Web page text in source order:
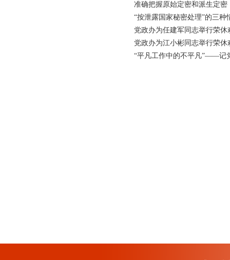
准确把握原始定密和派生定密
“按泄露国家秘密处理”的三种
党政办为任建军同志举行荣休
党政办为江小彬同志举行荣休
“平凡工作中的不平凡”——记